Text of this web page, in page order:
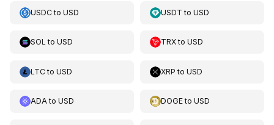
USDCto USD USDT toUSD
SOL to USD TRXtoUSD
LTCto USD XRP toUSD
ADAto USD DOGEtoUSD